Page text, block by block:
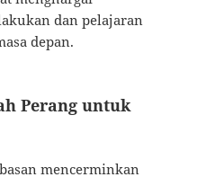
dan pelajaran
depan.
Perang untuk
mencerminkan